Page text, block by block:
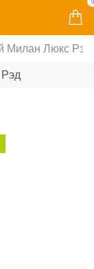
0
Милан Люкс Рэд